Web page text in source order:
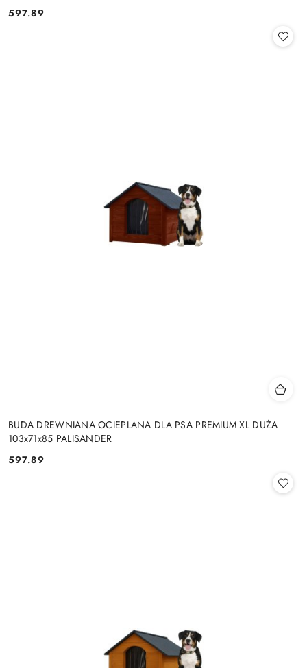
Cena:
597.89
BUDA DREWNIANA OCIEPLANA DLA PSA PREMIUM XL DUŻA
103x71x85 PALISANDER
Cena:
597.89